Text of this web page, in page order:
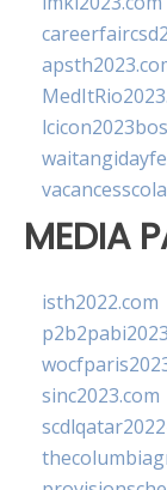
MEDIA
isth2022.com
sinc2023.com